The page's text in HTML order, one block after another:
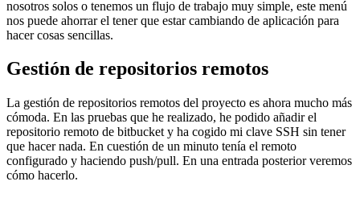
nosotros solos o tenemos un flujo de trabajo muy simple, este menú
nos puede ahorrar el tener que estar cambiando de aplicación para
hacer cosas sencillas.
Gestión de repositorios remotos
La gestión de repositorios remotos del proyecto es ahora mucho más
cómoda. En las pruebas que he realizado, he podido añadir el
repositorio remoto de bitbucket y ha cogido mi clave SSH sin tener
que hacer nada. En cuestión de un minuto tenía el remoto
configurado y haciendo push/pull. En una entrada posterior veremos
cómo hacerlo.